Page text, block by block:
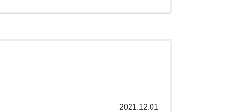
2021.12.01